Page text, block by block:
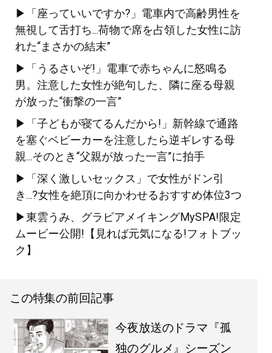
▶「座っていいですか?」電車内で高齢男性を
無視して舌打ち...荷物で席を占領した女性に訪
れた“まさかの結末”
▶「うるさいぞ!」電車で赤ちゃんに怒鳴る
男。注意した女性が絶句した、隣に座る母親
が放った“衝撃の一言”
▶「子どもが寝てるんだから!」新幹線で通路
を塞ぐベビーカーを注意したら逆ギレする母
親...そのとき“父親が放った一言”に拍手
▶「深く激しいセックス」で女性がドン引
き...?女性を絶頂に向かわせるおすすめ体位3つ
▶東雲うみ、グラビアメイキングMySPA!限定
ムービー公開!【見れば元気になる!フォトブッ
ク】
この特集の前回記事
今夜放送のドラマ『孤
独のグルメ』シーズン